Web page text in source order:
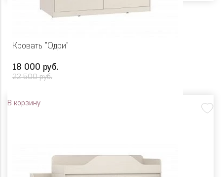
Кровать "Одри"
18 000 руб.
22 500 руб.
В корзину